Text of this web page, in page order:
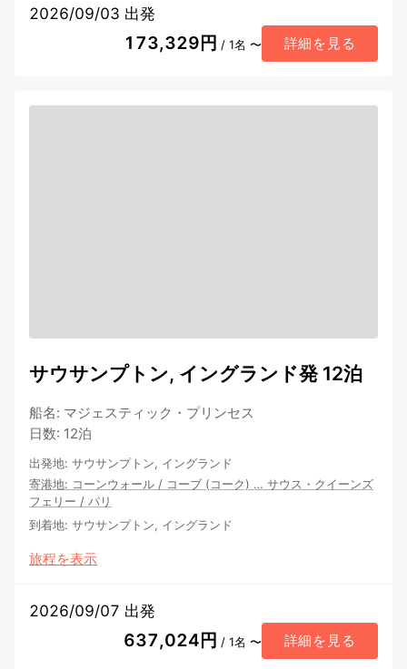
2026/09/03 出発
173,329円 / 1名 〜 詳細を見る
サウサンプトン, イングランド発 12泊
船名: マジェスティック・プリンセス
日数: 12泊
出発地: サウサンプトン, イングランド
寄港地: コーンウォール / コーブ (コーク) … サウス・クイーンズ
フェリー / パリ
到着地: サウサンプトン, イングランド
旅程を表示
2026/09/07 出発
637,024円 / 1名 〜 詳細を見る